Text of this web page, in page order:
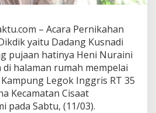
– Acara Pernikahan
yaitu Dadang Kusnadi
pujaan hatinya Heni Nuraini
halaman rumah mempelai
Legok Inggris RT 35
Kecamatan Cisaat
pada Sabtu, (11/03).